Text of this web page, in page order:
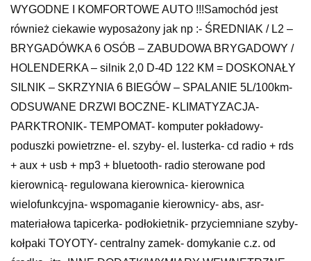
WYGODNE I KOMFORTOWE AUTO !!!Samochód jest
również ciekawie wyposażony jak np :- ŚREDNIAK / L2 –
BRYGADÓWKA 6 OSÓB – ZABUDOWA BRYGADOWY /
HOLENDERKA – silnik 2,0 D-4D 122 KM = DOSKONAŁY
SILNIK – SKRZYNIA 6 BIEGÓW – SPALANIE 5L/100km-
ODSUWANE DRZWI BOCZNE- KLIMATYZACJA-
PARKTRONIK- TEMPOMAT- komputer pokładowy-
poduszki powietrzne- el. szyby- el. lusterka- cd radio + rds
+ aux + usb + mp3 + bluetooth- radio sterowane pod
kierownicą- regulowana kierownica- kierownica
wielofunkcyjna- wspomaganie kierownicy- abs, asr-
materiałowa tapicerka- podłokietnik- przyciemniane szyby-
kołpaki TOYOTY- centralny zamek- domykanie c.z. od